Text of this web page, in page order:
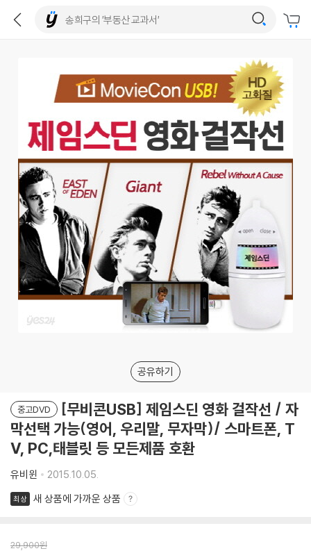
공유하기
중고DVD
[무비콘USB] 제임스딘 영화 걸작선 / 자
막선택 가능(영어, 우리말, 무자막)/ 스마트폰, T
V, PC,태블릿 등 모든제품 호환
유비윈 2015.10.05.
최상 새 상품에 가까운 상품
29,900원